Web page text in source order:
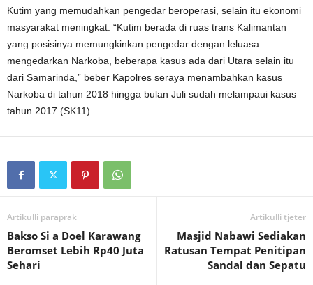
Kutim yang memudahkan pengedar beroperasi, selain itu ekonomi
masyarakat meningkat. “Kutim berada di ruas trans Kalimantan
yang posisinya memungkinkan pengedar dengan leluasa
mengedarkan Narkoba, beberapa kasus ada dari Utara selain itu
dari Samarinda,” beber Kapolres seraya menambahkan kasus
Narkoba di tahun 2018 hingga bulan Juli sudah melampaui kasus
tahun 2017.(SK11)
Artikulli paraprak
Bakso Si a Doel Karawang
Beromset Lebih Rp40 Juta
Sehari
Artikulli tjetër
Masjid Nabawi Sediakan
Ratusan Tempat Penitipan
Sandal dan Sepatu